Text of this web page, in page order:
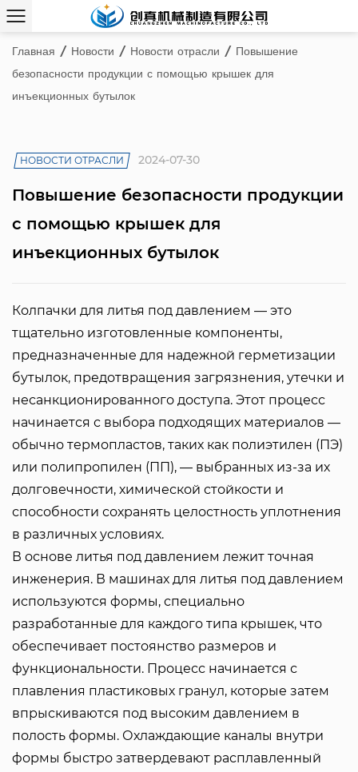
Главная / Новости / Новости отрасли / Повышение
безопасности продукции с помощью крышек для
инъекционных бутылок
НОВОСТИ ОТРАСЛИ 2024-07-30
Повышение безопасности продукции
с помощью крышек для
инъекционных бутылок
Колпачки для литья под давлением — это
тщательно изготовленные компоненты,
предназначенные для надежной герметизации
бутылок, предотвращения загрязнения, утечки и
несанкционированного доступа. Этот процесс
начинается с выбора подходящих материалов —
обычно термопластов, таких как полиэтилен (ПЭ)
или полипропилен (ПП), — выбранных из-за их
долговечности, химической стойкости и
способности сохранять целостность уплотнения
в различных условиях.
В основе литья под давлением лежит точная
инженерия. В машинах для литья под давлением
используются формы, специально
разработанные для каждого типа крышек, что
обеспечивает постоянство размеров и
функциональности. Процесс начинается с
плавления пластиковых гранул, которые затем
впрыскиваются под высоким давлением в
полость формы. Охлаждающие каналы внутри
формы быстро затвердевают расплавленный